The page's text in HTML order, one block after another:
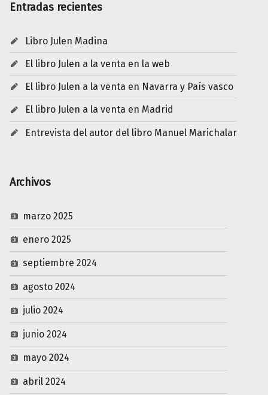
Entradas recientes
Libro Julen Madina
El libro Julen a la venta en la web
El libro Julen a la venta en Navarra y País vasco
El libro Julen a la venta en Madrid
Entrevista del autor del libro Manuel Marichalar
Archivos
marzo 2025
enero 2025
septiembre 2024
agosto 2024
julio 2024
junio 2024
mayo 2024
abril 2024